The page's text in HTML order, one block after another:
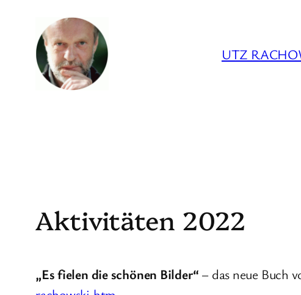
springen
UTZ
Aktivitäten 2022
„Es fielen die schönen Bilder“ – das neue Buch